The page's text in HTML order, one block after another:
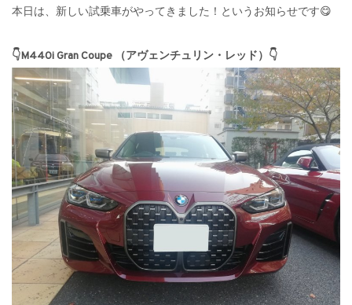
本日は、新しい試乗車がやってきました！というお知らせです😋
👇M440i Gran Coupe （アヴェンチュリン・レッド）👇